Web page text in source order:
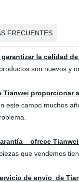
FRECUENTES
garantizar la calidad
son nuevos y
Tianwei proporcionar
este campo muchos
ofrece
que vendemos
de envío de